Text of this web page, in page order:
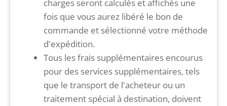
charges seront calculés et affichés une
fois que vous aurez libéré le bon de
commande et sélectionné votre méthode
d'expédition.
Tous les frais supplémentaires encourus
pour des services supplémentaires, tels
que le transport de l'acheteur ou un
traitement spécial à destination, doivent